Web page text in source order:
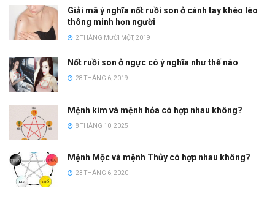
Giải mã ý nghĩa nốt ruồi son ở cánh tay khéo léo
thông minh hơn người
2 THÁNG MƯỜI MỘT, 2019
Nốt ruồi son ở ngực có ý nghĩa như thế nào
28 THÁNG 6, 2019
Mệnh kim và mệnh hỏa có hợp nhau không?
8 THÁNG 10, 2025
Mệnh Mộc và mệnh Thủy có hợp nhau không?
23 THÁNG 6, 2020